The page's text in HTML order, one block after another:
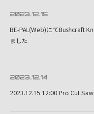
2023.12.15
BE-PAL(Web)にてBushcraft
ました
2023.12.14
2023.12.15 12:00 Pro Cut